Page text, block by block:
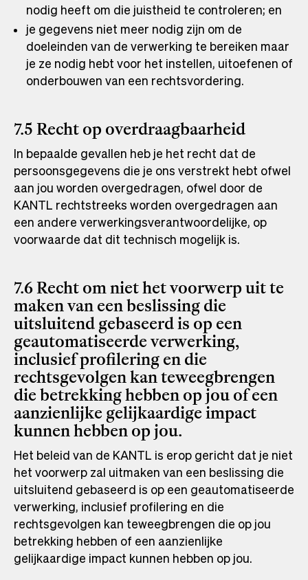
nodig heeft om die juistheid te controleren; en
je gegevens niet meer nodig zijn om de
doeleinden van de verwerking te bereiken maar
je ze nodig hebt voor het instellen, uitoefenen of
onderbouwen van een rechtsvordering.
7.5 Recht op overdraagbaarheid
In bepaalde gevallen heb je het recht dat de
persoonsgegevens die je ons verstrekt hebt ofwel
aan jou worden overgedragen, ofwel door de
KANTL rechtstreeks worden overgedragen aan
een andere verwerkingsverantwoordelijke, op
voorwaarde dat dit technisch mogelijk is.
7.6 Recht om niet het voorwerp uit te
maken van een beslissing die
uitsluitend gebaseerd is op een
geautomatiseerde verwerking,
inclusief profilering en die
rechtsgevolgen kan teweegbrengen
die betrekking hebben op jou of een
aanzienlijke gelijkaardige impact
kunnen hebben op jou.
Het beleid van de KANTL is erop gericht dat je niet
het voorwerp zal uitmaken van een beslissing die
uitsluitend gebaseerd is op een geautomatiseerde
verwerking, inclusief profilering en die
rechtsgevolgen kan teweegbrengen die op jou
betrekking hebben of een aanzienlijke
gelijkaardige impact kunnen hebben op jou.